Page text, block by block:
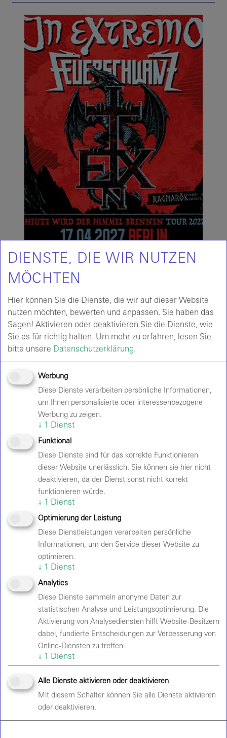
Zwei Bands, zwei Generationen, ein
unvergesslicher Konzertabend: In Extremo und
Feuerschwanz gehen 2027 erstmals gemeinsam
als Co-Headliner auf Tour. Unter dem Motto
„HEUTE WIRD DER HIMMEL BRENNEN TOUR
2027“ präsentieren beide Bands jeweils eine
komplette Headliner-Show mit ihren größten
Hits, aktuellen Songs und gemeinsamen
Pyroeffekte, historische Instrumente und eine
mitreißende Live-Atmosphäre. Den Abend
eröffnet die italienische Folk-Band Ragnarök.
Hinweise des Veranstalters: Mindestalter ist 6
Jahre und ein reguläres Ticket wird benötigt.
einem "B" im Ausweis gibt es über die Hotline
0228/502010.
UFO
Präsentiert vonMetal Hammer
EMP
Sonic Seducer
Radio Bob
Hinweise
DIENSTE, DIE WIR NUTZEN
MÖCHTEN
Hier können Sie die Dienste, die wir auf dieser Website
nutzen möchten, bewerten und anpassen. Sie haben das
Sagen! Aktivieren oder deaktivieren Sie die Dienste, wie
Sie es für richtig halten. Um mehr zu erfahren, lesen Sie
bitte unsere Datenschutzerklärung.
Werbung
Diese Dienste verarbeiten persönliche Informationen,
um Ihnen personalisierte oder interessenbezogene
Werbung zu zeigen.
↓ 1 Dienst
Funktional
Diese Dienste sind für das korrekte Funktionieren
dieser Website unerlässlich. Sie können sie hier nicht
deaktivieren, da der Dienst sonst nicht korrekt
funktionieren würde.
↓ 1 Dienst
Optimierung der Leistung
Diese Dienstleistungen verarbeiten persönliche
Informationen, um den Service dieser Website zu
optimieren.
↓ 1 Dienst
Analytics
Diese Dienste sammeln anonyme Daten zur
statistischen Analyse und Leistungsoptimierung. Die
Aktivierung von Analysediensten hilft Website-Besitzern
dabei, fundierte Entscheidungen zur Verbesserung von
Online-Diensten zu treffen.
↓ 1 Dienst
Alle Dienste aktivieren oder deaktivieren
Mit diesem Schalter können Sie alle Dienste aktivieren
oder deaktivieren.